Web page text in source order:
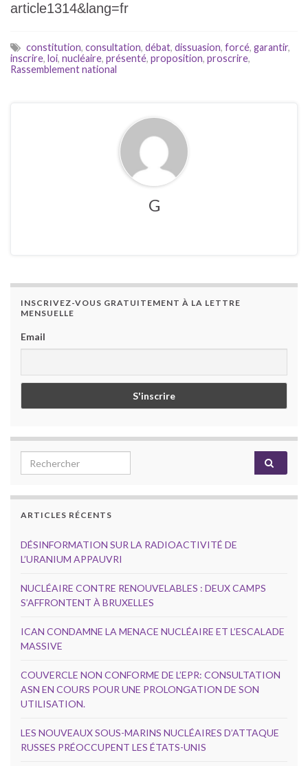
article1314&lang=fr
constitution, consultation, débat, dissuasion, forcé, garantir,
inscrire, loi, nucléaire, présenté, proposition, proscrire,
Rassemblement national
G
INSCRIVEZ-VOUS GRATUITEMENT À LA LETTRE
MENSUELLE
Email
Search for:
ARTICLES RÉCENTS
DÉSINFORMATION SUR LA RADIOACTIVITÉ DE
L’URANIUM APPAUVRI
NUCLÉAIRE CONTRE RENOUVELABLES : DEUX CAMPS
S’AFFRONTENT À BRUXELLES
ICAN CONDAMNE LA MENACE NUCLÉAIRE ET L’ESCALADE
MASSIVE
COUVERCLE NON CONFORME DE L’EPR: CONSULTATION
ASN EN COURS POUR UNE PROLONGATION DE SON
UTILISATION.
LES NOUVEAUX SOUS-MARINS NUCLÉAIRES D’ATTAQUE
RUSSES PRÉOCCUPENT LES ÉTATS-UNIS